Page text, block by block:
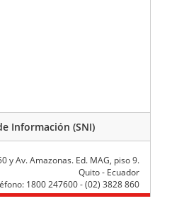
Información (SNI)
y Av. Amazonas. Ed. MAG, piso 9.
Quito - Ecuador
1800 247600 - (02) 3828 860